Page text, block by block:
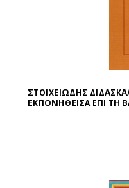
ΣΤΟΙΧΕΙΩΔΗΣ
ΕΚΠΟΝΗΘΕΙΣΑ ΕΠΙ ΤΗ